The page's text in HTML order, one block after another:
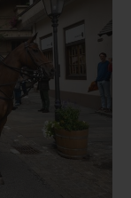
le
la finale le
Kielder
l’équipe
Les
eu le